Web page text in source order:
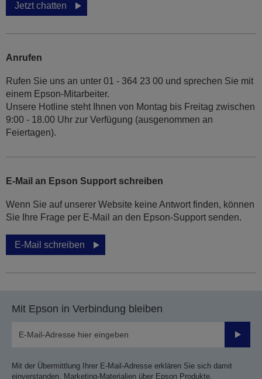
Jetzt chatten
Anrufen
Rufen Sie uns an unter 01 - 364 23 00 und sprechen Sie mit
einem Epson-Mitarbeiter.
Unsere Hotline steht Ihnen von Montag bis Freitag zwischen
9:00 - 18.00 Uhr zur Verfügung (ausgenommen an
Feiertagen).
E-Mail an Epson Support schreiben
Wenn Sie auf unserer Website keine Antwort finden, können
Sie Ihre Frage per E-Mail an den Epson-Support senden.
E-Mail schreiben
Mit Epson in Verbindung bleiben
Mit der Übermittlung Ihrer E-Mail-Adresse erklären Sie sich damit
einverstanden, Marketing-Materialien über Epson Produkte,